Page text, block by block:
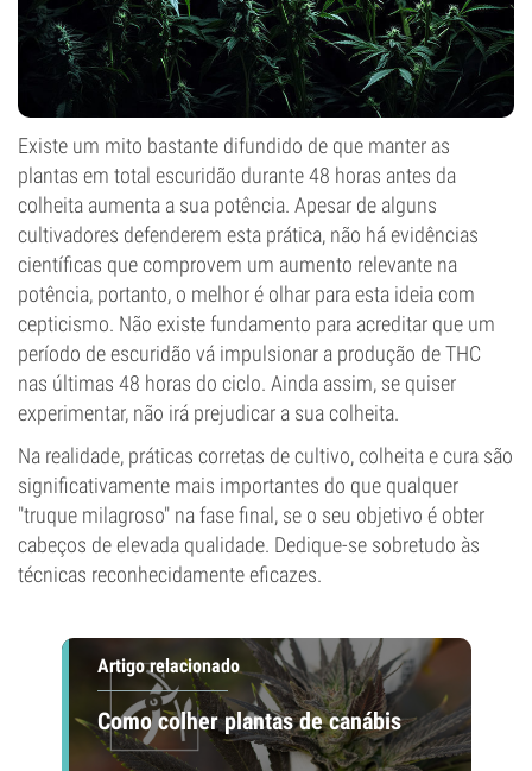
Existe um mito bastante difundido de que manter as
plantas em total escuridão durante 48 horas antes da
colheita aumenta a sua potência. Apesar de alguns
cultivadores defenderem esta prática, não há evidências
científicas que comprovem um aumento relevante na
potência, portanto, o melhor é olhar para esta ideia com
cepticismo. Não existe fundamento para acreditar que um
período de escuridão vá impulsionar a produção de THC
nas últimas 48 horas do ciclo. Ainda assim, se quiser
experimentar, não irá prejudicar a sua colheita.
Na realidade, práticas corretas de cultivo, colheita e cura são
significativamente mais importantes do que qualquer
"truque milagroso" na fase final, se o seu objetivo é obter
cabeços de elevada qualidade. Dedique-se sobretudo às
técnicas reconhecidamente eficazes.
Artigo relacionado
Como colher plantas de canábis